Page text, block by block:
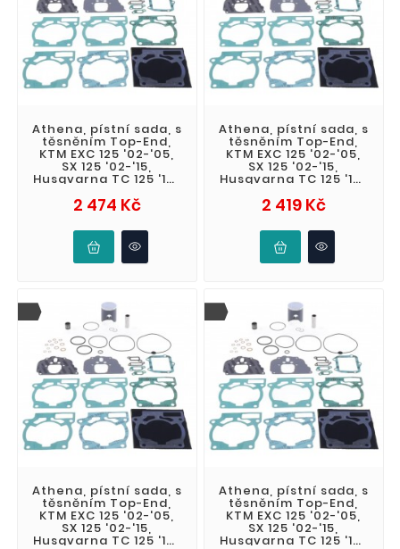
Athena, pístní sada, s
těsněním Top-End,
KTM EXC 125 '02-'05,
SX 125 '02-'15,
Husqvarna TC 125 '14-
0,03mm 53,9
2 474 KčCena
Athena, pístní sada, s
těsněním Top-End,
KTM EXC 125 '02-'05,
SX 125 '02-'15,
Husqvarna TC 125 '14-
0,02mm 53,9
2 419 KčCena
Athena, pístní sada, s
těsněním Top-End,
KTM EXC 125 '02-'05,
SX 125 '02-'15,
Husqvarna TC 125 '14-
Athena, pístní sada, s
těsněním Top-End,
KTM EXC 125 '02-'05,
SX 125 '02-'15,
Husqvarna TC 125 '14-